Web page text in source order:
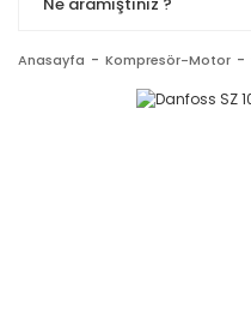
Anasayfa Kompresör-Motor